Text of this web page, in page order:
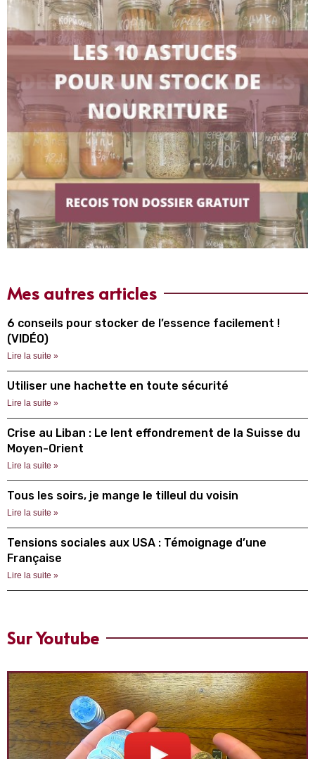
Mes autres articles
6 conseils pour stocker de l’essence facilement !
(VIDÉO)
Lire la suite »
Utiliser une hachette en toute sécurité
Lire la suite »
Crise au Liban : Le lent effondrement de la Suisse du
Moyen-Orient
Lire la suite »
Tous les soirs, je mange le tilleul du voisin
Lire la suite »
Tensions sociales aux USA : Témoignage d’une
Française
Lire la suite »
Sur Youtube